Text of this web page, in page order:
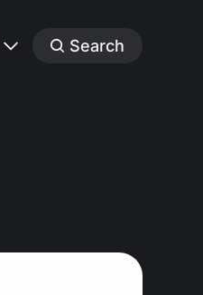
Search